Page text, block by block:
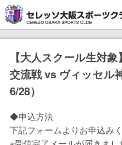
【大人スクール生対
交流戦 vs ヴィッセル
6/28）
◆申込方法
下記フォームよりお申込みく